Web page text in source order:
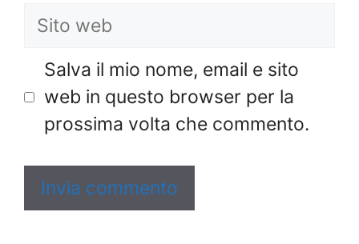
Sito
Salva il mio nome, email e sito
web in questo browser per la
prossima volta che commento.